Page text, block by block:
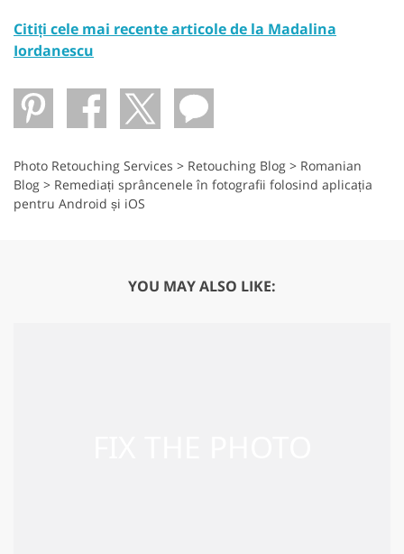
Citiți cele mai recente articole de la Madalina
Iordanescu
Photo Retouching Services > Retouching Blog > Romanian
Blog > Remediați sprâncenele în fotografii folosind aplicația
pentru Android și iOS
YOU MAY ALSO LIKE: